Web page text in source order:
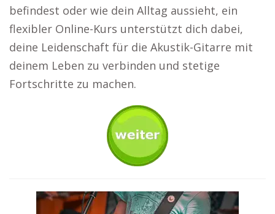
befindest oder wie dein Alltag aussieht, ein
flexibler Online-Kurs unterstützt dich dabei,
deine Leidenschaft für die Akustik-Gitarre mit
deinem Leben zu verbinden und stetige
Fortschritte zu machen.